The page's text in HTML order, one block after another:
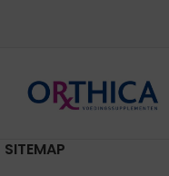
SITEMAP